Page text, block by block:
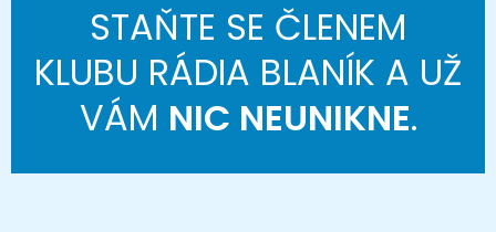
STAŇTE SE ČLENEM
KLUBU RÁDIA BLANÍK A UŽ
VÁM NIC NEUNIKNE.